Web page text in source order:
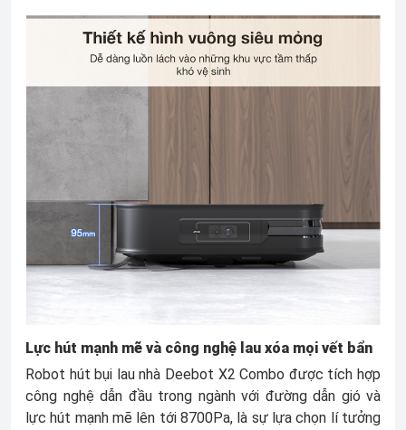
Lực hút mạnh mẽ và công nghệ lau xóa mọi vết bẩn
Robot hút bụi lau nhà Deebot X2 Combo được tích hợp
công nghệ dẫn đầu trong ngành với đường dẫn gió và
lực hút mạnh mẽ lên tới 8700Pa, là sự lựa chọn lí tưởng